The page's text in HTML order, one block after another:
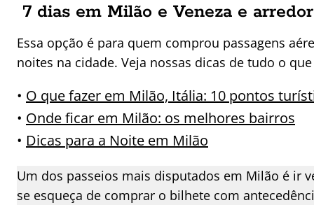
7 dias em Milão e Veneza e
Essa opção é para quem comprou passagens
noites na cidade. Veja nossas dicas de tudo o
• O que fazer em Milão, Itália: 10 pontos
• Onde ficar em Milão: os melhores bairros
• Dicas para a Noite em Milão
Um dos passeios mais disputados em Milão é ir
se esqueça de comprar o bilhete com